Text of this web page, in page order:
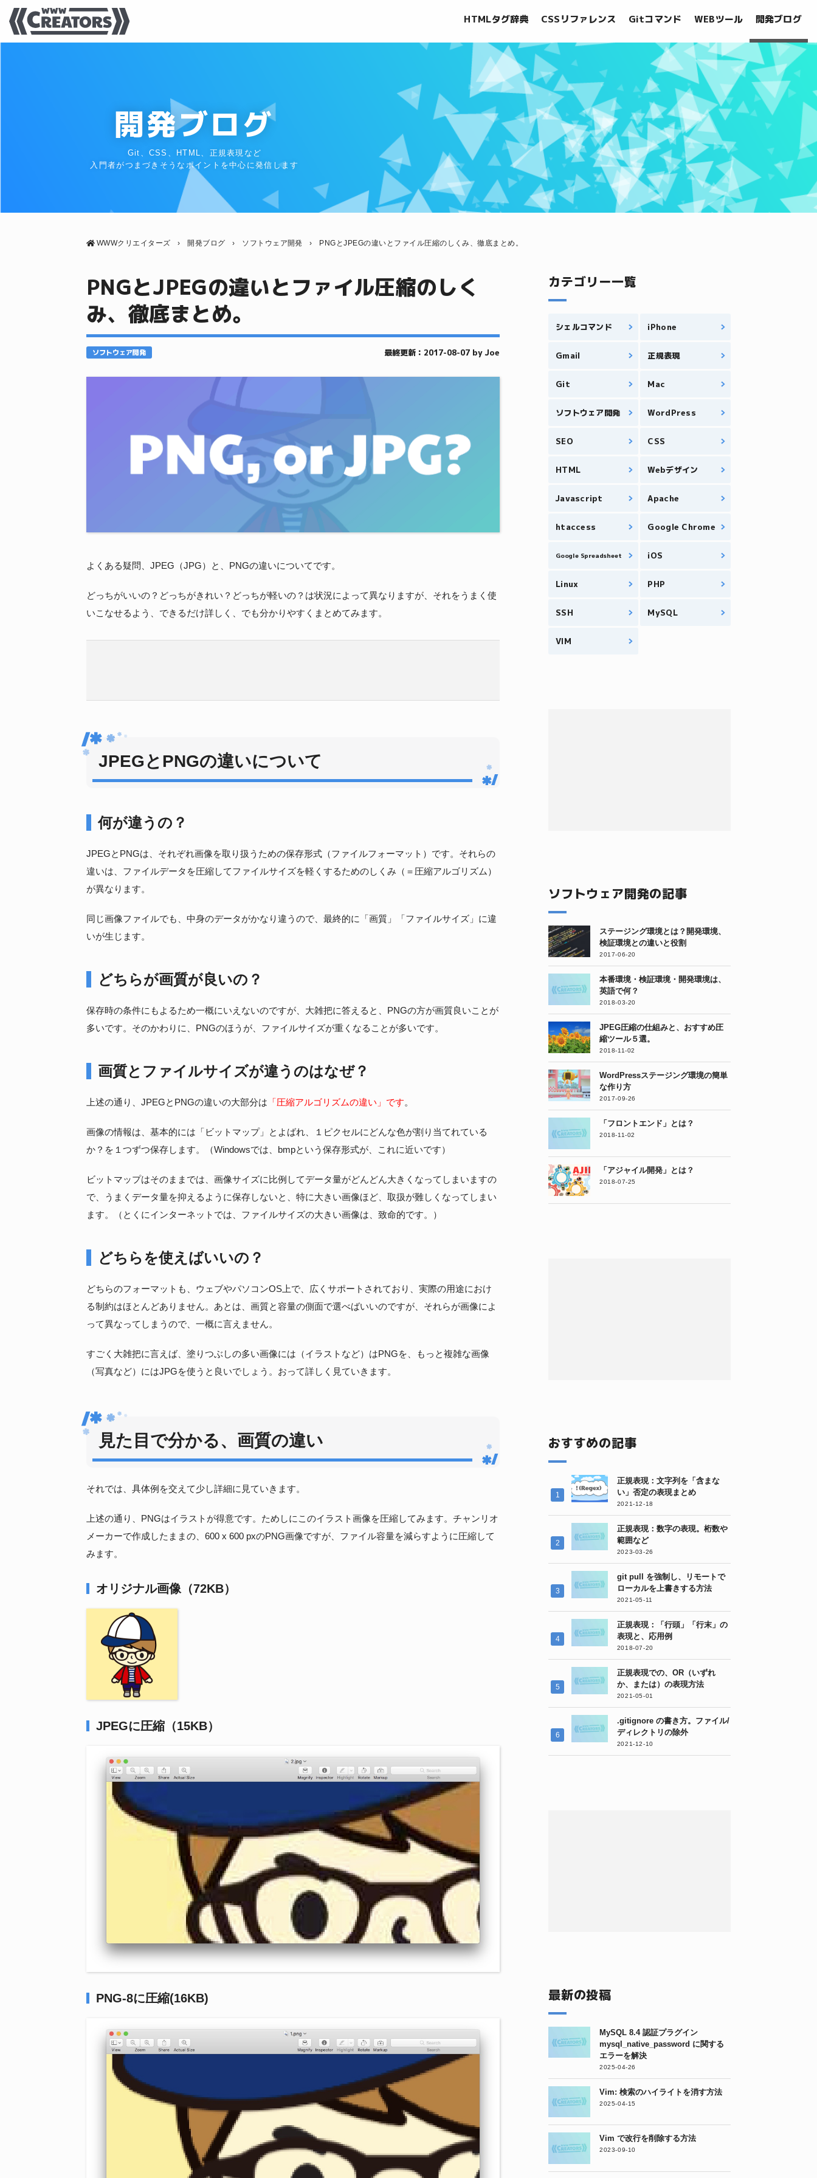
HTMLタグ辞典 CSSリファレンス Gitコマンド WEBツール 開発ブログ
開発ブログ
Git、CSS、HTML、正規表現など
入門者がつまづきそうなポイントを中心に発信します
WWWクリエイターズ › 開発ブログ › ソフトウェア開発 › PNGとJPEGの違いとファイル圧縮のしくみ、徹底まとめ。
PNGとJPEGの違いとファイル圧縮のしく
み、徹底まとめ。
ソフトウェア開発 最終更新：2017-08-07 by Joe
よくある疑問、JPEG（JPG）と、PNGの違いについてです。
どっちがいいの？どっちがきれい？どっちが軽いの？は状況によって異なりますが、それをうまく使
いこなせるよう、できるだけ詳しく、でも分かりやすくまとめてみます。
JPEGとPNGの違いについて
何が違うの？
JPEGとPNGは、それぞれ画像を取り扱うための保存形式（ファイルフォーマット）です。それらの
違いは、ファイルデータを圧縮してファイルサイズを軽くするためのしくみ（＝圧縮アルゴリズム）
が異なります。
同じ画像ファイルでも、中身のデータがかなり違うので、最終的に「画質」「ファイルサイズ」に違
いが生じます。
どちらが画質が良いの？
保存時の条件にもよるため一概にいえないのですが、大雑把に答えると、PNGの方が画質良いことが
多いです。そのかわりに、PNGのほうが、ファイルサイズが重くなることが多いです。
画質とファイルサイズが違うのはなぜ？
上述の通り、JPEGとPNGの違いの大部分は 「圧縮アルゴリズムの違い」です。
画像の情報は、基本的には「ビットマップ」とよばれ、１ピクセルにどんな色が割り当てれている
か？を１つずつ保存します。（Windowsでは、bmpという保存形式が、これに近いです）
ビットマップはそのままでは、画像サイズに比例してデータ量がどんどん大きくなってしまいますの
で、うまくデータ量を抑えるように保存しないと、特に大きい画像ほど、取扱が難しくなってしまい
ます。（とくにインターネットでは、ファイルサイズの大きい画像は、致命的です。）
どちらを使えばいいの？
どちらのフォーマットも、ウェブやパソコンOS上で、広くサポートされており、実際の用途におけ
る制約はほとんどありません。あとは、画質と容量の側面で選べばいいのですが、それらが画像によ
って異なってしまうので、一概に言えません。
すごく大雑把に言えば、塗りつぶしの多い画像には（イラストなど）はPNGを、もっと複雑な画像
（写真など）にはJPGを使うと良いでしょう。おって詳しく見ていきます。
見た目で分かる、画質の違い
それでは、具体例を交えて少し詳細に見ていきます。
上述の通り、PNGはイラストが得意です。ためしにこのイラスト画像を圧縮してみます。チャンリオ
メーカーで作成したままの、600 x 600 pxのPNG画像ですが、ファイル容量を減らすように圧縮して
みます。
オリジナル画像（72KB）
JPEGに圧縮（15KB）
PNG-8に圧縮(16KB)
カテゴリー一覧
シェルコマンド iPhone
Gmail 正規表現
Git Mac
ソフトウェア開発 WordPress
SEO CSS
HTML Webデザイン
Javascript Apache
htaccess Google Chrome
Google Spreadsheet iOS
Linux PHP
SSH MySQL
VIM
ソフトウェア開発の記事
ステージング環境とは？開発環境、
検証環境との違いと役割
2017-06-20
本番環境・検証環境・開発環境は、
英語で何？
2018-03-20
JPEG圧縮の仕組みと、おすすめ圧
縮ツール５選。
2018-11-02
WordPressステージング環境の簡単
な作り方
2017-09-26
「フロントエンド」とは？
2018-11-02
「アジャイル開発」とは？
2018-07-25
おすすめの記事
正規表現：文字列を「含まな
い」否定の表現まとめ
2021-12-18
正規表現：数字の表現。桁数や
範囲など
2023-03-26
git pull を強制し、リモートで
ローカルを上書きする方法
2021-05-11
正規表現：「行頭」「行末」の
表現と、応用例
2018-07-20
正規表現での、OR（いずれ
か、または）の表現方法
2021-05-01
.gitignore の書き方。ファイル/
ディレクトリの除外
2021-12-10
最新の投稿
MySQL 8.4 認証プラグイン
mysql_native_password に関する
エラーを解決
2025-04-26
Vim: 検索のハイライトを消す方法
2025-04-15
Vim で改行を削除する方法
2023-09-10